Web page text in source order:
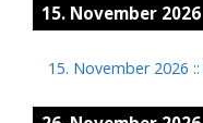
15. November 2026
15. November 2026 ::